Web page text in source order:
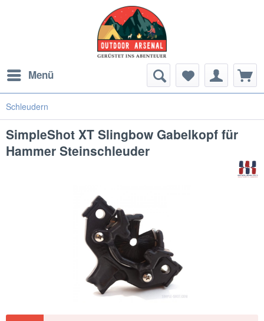
Menü
Schleudern
SimpleShot XT Slingbow Gabelkopf für
Hammer Steinschleuder